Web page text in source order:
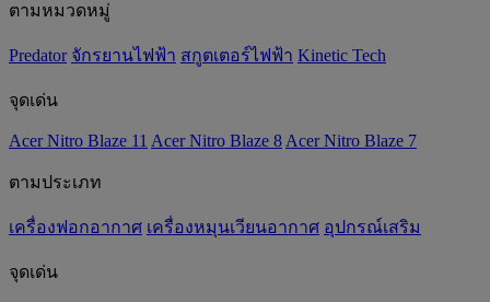
ตามหมวดหมู่
Predator จักรยานไฟฟ้า สกูตเตอร์ไฟฟ้า Kinetic Tech
จุดเด่น
Acer Nitro Blaze 11 Acer Nitro Blaze 8 Acer Nitro Blaze 7
ตามประเภท
เครื่องฟอกอากาศ เครื่องหมุนเวียนอากาศ อุปกรณ์เสริม
จุดเด่น